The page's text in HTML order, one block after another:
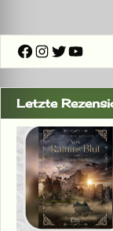
Facebook
Twitter
Letzte